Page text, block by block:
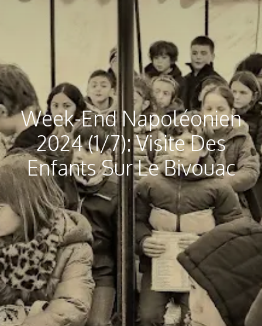
Week-End Napoléonien
2024 (1/7): Visite Des
Enfants Sur Le Bivouac